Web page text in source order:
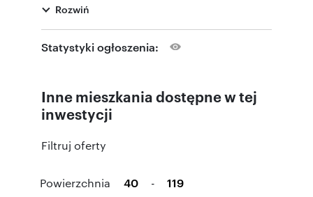
W budynku dostępne są 60 mieszkania
zaprojektowane w sposób funkcjonalny, z
dbałością o każdy szczegół. Do dyspozycji
Każdy apartament został wyposażony w
przestronny, przeszklony balkon lub
przydomowy ogródek.
Do budynku przynależeć będzie również
współpracy z renomowaną firmą Klaus oferującą
Rozwiń
Statystyki ogłoszenia:
Inne mieszkania dostępne w tej
inwestycji
Filtruj oferty
Powierzchnia -